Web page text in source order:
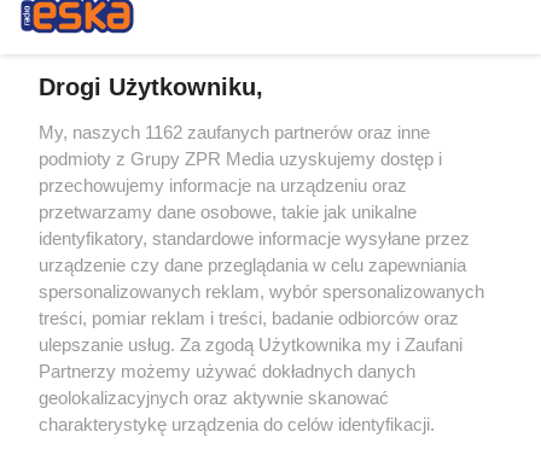
Żaden utwór zamieszczony w serwisie nie może być powielany i
rozpowszechniany lub dalej rozpowszechniany w jakikolwiek sposób (w
tym także elektroniczny lub mechaniczny) na jakimkolwiek polu
eksploatacji w jakiejkolwiek formie, włącznie z umieszczaniem w
Internecie bez pisemnej zgody właściciela praw. Jakiekolwiek użycie lub
wykorzystanie utworów w całości lub w części z naruszeniem prawa,
tzn. bez właściwej zgody, jest zabronione pod groźbą kary i może być
ścigane prawnie.
Drogi Użytkowniku,
My, naszych 1162 zaufanych partnerów oraz inne
podmioty z Grupy ZPR Media uzyskujemy dostęp i
przechowujemy informacje na urządzeniu oraz
przetwarzamy dane osobowe, takie jak unikalne
identyfikatory, standardowe informacje wysyłane przez
urządzenie czy dane przeglądania w celu zapewniania
spersonalizowanych reklam, wybór spersonalizowanych
treści, pomiar reklam i treści, badanie odbiorców oraz
ulepszanie usług. Za zgodą Użytkownika my i Zaufani
Partnerzy możemy używać dokładnych danych
geolokalizacyjnych oraz aktywnie skanować
charakterystykę urządzenia do celów identyfikacji.